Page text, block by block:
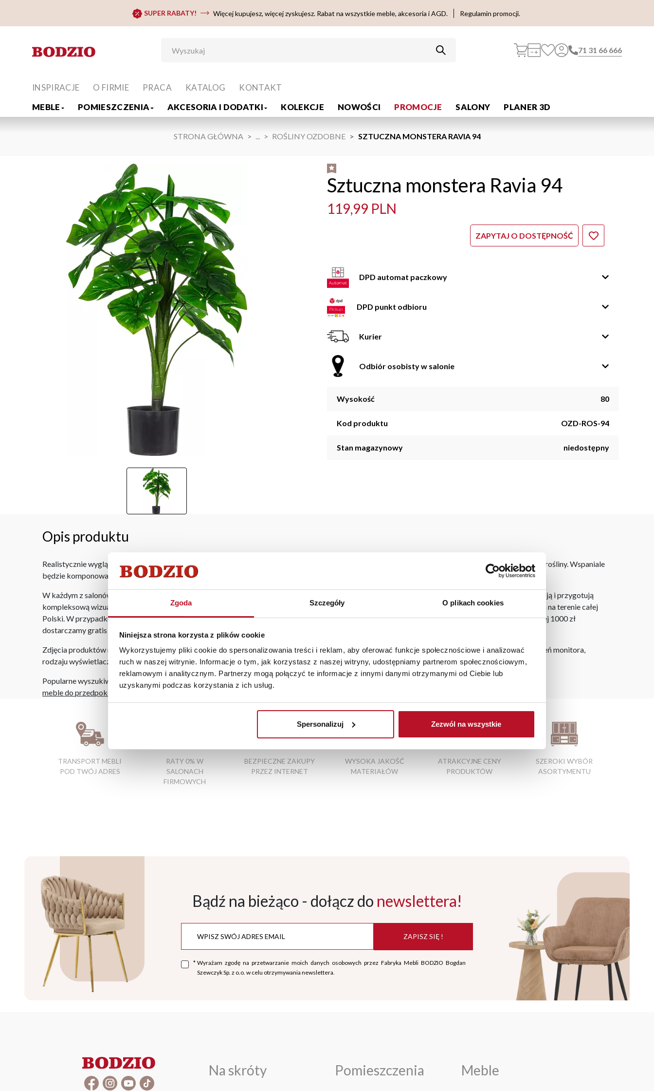
Zgoda Szczegóły O plikach cookies
Niniejsza strona korzysta z plików cookie
Wykorzystujemy pliki cookie do spersonalizowania treści i reklam, aby oferować funkcje społecznościowe i analizować
ruch w naszej witrynie. Informacje o tym, jak korzystasz z naszej witryny, udostępniamy partnerom społecznościowym,
reklamowym i analitycznym. Partnerzy mogą połączyć te informacje z innymi danymi otrzymanymi od Ciebie lub
uzyskanymi podczas korzystania z ich usług.
Spersonalizuj Zezwól na wszystkie
SUPER RABATY! Więcej kupujesz, więcej zyskujesz. Rabat na wszystkie meble, akcesoria i AGD. Regulamin promocji.
71 31 66 666
MEBLE POMIESZCZENIA AKCESORIA I DODATKI KOLEKCJE NOWOŚCI PROMOCJE SALONY PLANER 3D
INSPIRACJE O FIRMIE PRACA KATALOG KONTAKT
STRONA GŁÓWNA ... ROŚLINY OZDOBNE SZTUCZNA MONSTERA RAVIA 94
Sztuczna monstera Ravia 94
119,99 PLN
ZAPYTAJ O DOSTĘPNOŚĆ
DPD automat paczkowy
DPD punkt odbioru
Kurier
Odbiór osobisty w salonie
Wysokość 80
Kod produktu OZD-ROS-94
Stan magazynowy niedostępny
Opis produktu
Realistycznie wyglądająca sztuczna roślina ozdobna z kolekcji RAVIA została wykonana z wysokiej jakości materiałów imitujących wygląd prawdziwej rośliny. Wspaniale
będzie komponowała się z dodatkami wyposażenia wnętrz w kuchni, salonie, a nawet sypialni oraz łazience.
W każdym z salonów mebli Bodzio oferujemy pomoc w aranżacji mebli, a nasi pracownicy z wykorzystaniem programu Planer 3D bezpłatnie zaprojektują i przygotują
kompleksową wizualizację Państwa pomieszczenia wraz z wyceną. Każde zamówienie złożone w sklepie stacjonarnym dostarczymy do 3 dni roboczych na terenie całej
Polski. W przypadku zamówień internetowych czas dostawy wynosi do 5 dni roboczych, również na terenie całego kraju. Wszystkie zamówienia powyżej 1000 zł
dostarczamy gratis niezależnie od miejsca złożenia zamówienia.
Zdjęcia produktów mają charakter poglądowy. Rzeczywiste kolory i struktura materiałów mogą różnić się od widocznych na ekranie, zależnie od ustawień monitora,
rodzaju wyświetlacza i oświetlenia.
Popularne wyszukiwania:
meble do przedpokoju z siedziskiem
TRANSPORT MEBLI
POD TWÓJ ADRES
RATY 0% W
SALONACH
FIRMOWYCH
BEZPIECZNE ZAKUPY
PRZEZ INTERNET
WYSOKA JAKOŚĆ
MATERIAŁÓW
ATRAKCYJNE CENY
PRODUKTÓW
SZEROKI WYBÓR
ASORTYMENTU
Bądź na bieżąco - dołącz do newslettera!
ZAPISZ SIĘ !
* Wyrażam zgodę na przetwarzanie moich danych osobowych przez Fabryka Mebli BODZIO Bogdan
Szewczyk Sp. z o.o. w celu otrzymywania newslettera.
Na skróty Pomieszczenia Meble